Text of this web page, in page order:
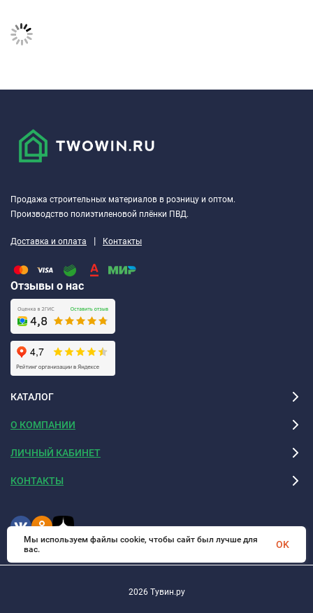
Продажа строительных материалов в розницу и оптом.
Производство полиэтиленовой плёнки ПВД.
Доставка и оплата | Контакты
Отзывы о нас
КАТАЛОГ
О КОМПАНИИ
ЛИЧНЫЙ КАБИНЕТ
КОНТАКТЫ
2026 Тувин.ру
Мы используем файлы cookie, чтобы сайт был лучше для
вас.
OK